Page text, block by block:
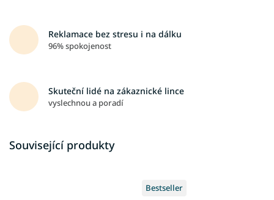
Reklamace bez stresu i na dálku
96% spokojenost
Skuteční lidé na zákaznické lince
vyslechnou a poradí
Související produkty
Bestseller